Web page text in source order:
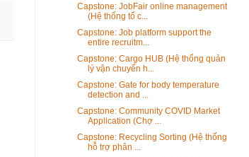
Capstone: JobFair online management
(Hệ thống tổ c...
Capstone: Job platform support the
entire recruitm...
Capstone: Cargo HUB (Hệ thống quản
lý vận chuyển h...
Capstone: Gate for body temperature
detection and ...
Capstone: Community COVID Market
Application (Chợ ...
Capstone: Recycling Sorting (Hệ thống
hỗ trợ phân ...